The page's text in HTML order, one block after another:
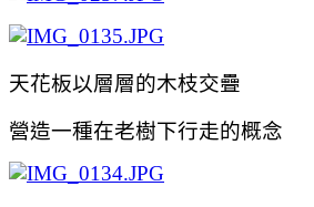
天花板以層層的木枝交疊
營造一種在老樹下行走的概念